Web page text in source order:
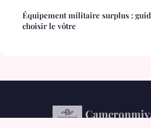
Équipement militaire surplus :
choisir le vôtre